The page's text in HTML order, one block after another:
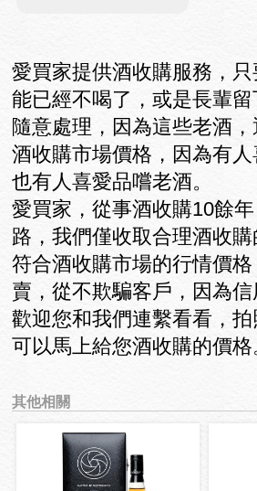
愛買家提供酒收購服務，
能已經不喝了，或是長輩
隨意處理，因為這些老酒
酒收購市場價格，因為有人
也有人喜愛品嚐老酒。
愛買家，從事酒收購10餘
路，我們僅收取合理酒收
符合酒收購市場的行情價
賣，從不欺騙客戶，因為信
歡迎您和我們連繫看看，
可以馬上給您酒收購的價格
其他相關